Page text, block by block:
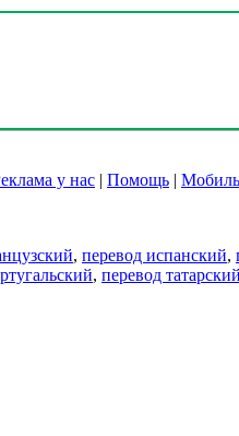
у нас | Помощь |
, перевод испанский,
, перевод татарский